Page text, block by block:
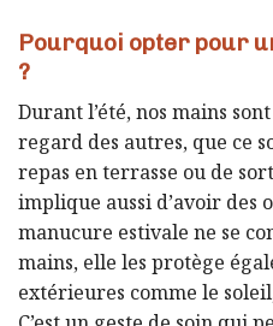
Pourquoi opter pour
?
Durant l’été, nos mains
regard des autres, que ce
repas en terrasse ou de
implique aussi d’avoir des
manucure estivale ne se
mains, elle les protège
extérieures comme le